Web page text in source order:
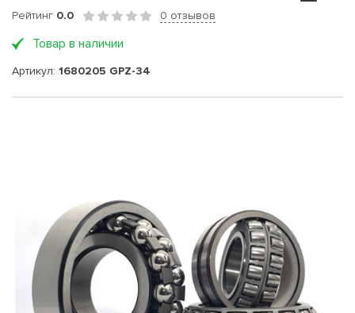
Рейтинг 0.0 0 отзывов
Товар в наличии
Артикул: 1680205 GPZ-34